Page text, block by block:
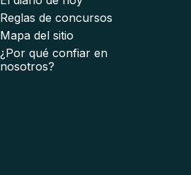
Reglas de concursos
Mapa del sitio
¿Por qué confiar en
nosotros?